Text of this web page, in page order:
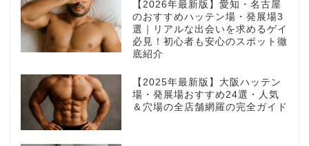
【2026年最新版】愛知・名古屋
のおすすめハッテン場・発展場3
選｜リアルな出会いを求めるゲイ
必見！初心者も安心のスポット徹
底紹介
【2025年最新版】大阪ハッテン
場・発展場おすすめ24選・人気
＆穴場の全店舗網羅の完全ガイド